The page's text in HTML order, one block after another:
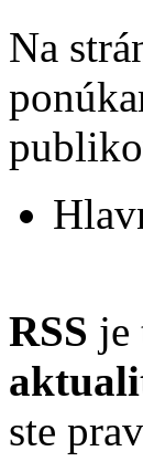
Na
RSS je
ste